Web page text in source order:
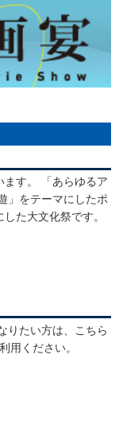
す。 「あらゆるア
」をテーマにしたポ
た大文化祭です。
りたい方は、こちら
用ください。